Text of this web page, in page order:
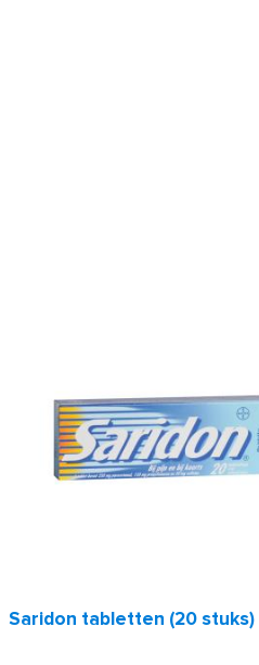
Saridon tabletten (20 stuks)